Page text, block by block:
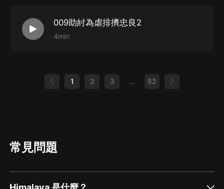
009助紂為虐排擠忠良2
4min
1 2 3 ... 82
常見問題